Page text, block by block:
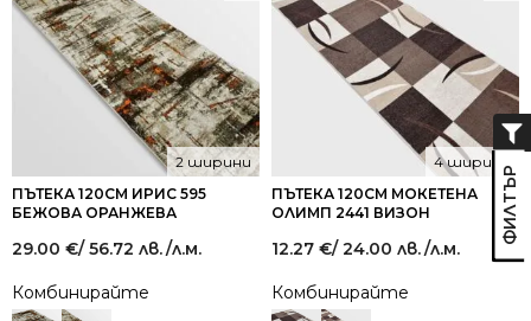
ПЪТЕКА 120СМ ИРИС 595
БЕЖОВА ОРАНЖЕВА
2 ширини
29.00 €/ 56.72 лв./л.м.
Комбинирайте
ПЪТЕКА 120СМ МОКЕТЕНА
ОЛИМП 2441 ВИЗОН
4 ширини
12.27 €/ 24.00 лв./л.м.
Комбинирайте